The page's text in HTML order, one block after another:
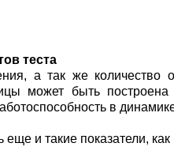
теста
а так же количество
может быть
в
и такие показатели, как